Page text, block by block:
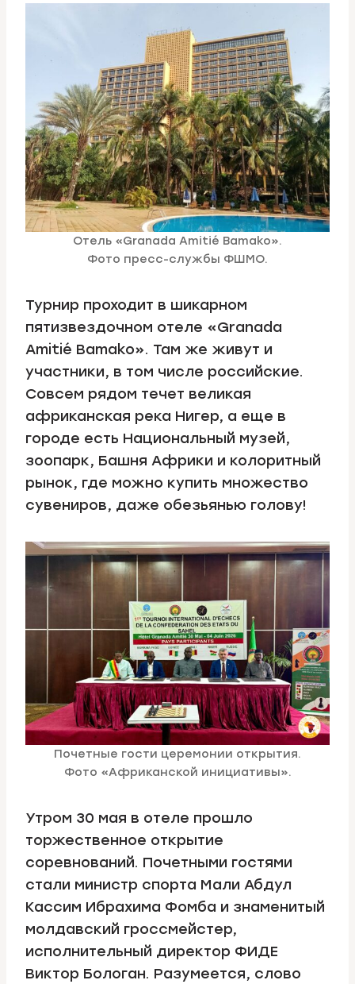
Отель «Granada Amitié Bamako».
Фото пресс-службы ФШМО.
Турнир проходит в шикарном
пятизвездочном отеле «Granada
Amitié Bamako». Там же живут и
участники, в том числе российские.
Совсем рядом течет великая
африканская река Нигер, а еще в
городе есть Национальный музей,
зоопарк, Башня Африки и колоритный
рынок, где можно купить множество
сувениров, даже обезьянью голову!
Почетные гости церемонии открытия.
Фото «Африканской инициативы».
Утром 30 мая в отеле прошло
торжественное открытие
соревнований. Почетными гостями
стали министр спорта Мали Абдул
Кассим Ибрахима Фомба и знаменитый
молдавский гроссмейстер,
исполнительный директор ФИДЕ
Виктор Бологан. Разумеется, слово